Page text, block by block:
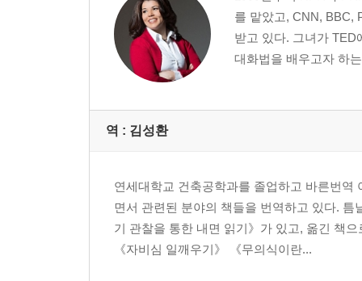
를 맡았고, CNN, BBC,
받고 있다. 그녀가 TED
대화법을 배우고자 하
역 : 김성환
연세대학교 건축공학과를 졸업하고 바른번
면서 관련된 분야의 책들을 번역하고 있다. 틈
기 관찰을 통한 내면 읽기》가 있고, 옮긴 책
《자비심 일깨우기》 《무의식이란...